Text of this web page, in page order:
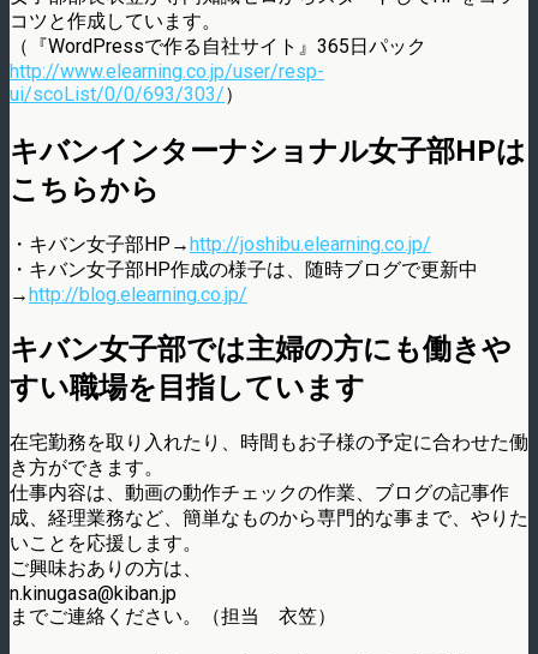
コツと作成しています。
（『WordPressで作る自社サイト』365日パック
http://www.elearning.co.jp/user/resp-
ui/scoList/0/0/693/303/）
キバンインターナショナル女子部HPは
こちらから
・キバン女子部HP→http://joshibu.elearning.co.jp/
・キバン女子部HP作成の様子は、随時ブログで更新中
→http://blog.elearning.co.jp/
キバン女子部では主婦の方にも働きや
すい職場を目指しています
在宅勤務を取り入れたり、時間もお子様の予定に合わせた働
き方ができます。
仕事内容は、動画の動作チェックの作業、ブログの記事作
成、経理業務など、簡単なものから専門的な事まで、やりた
いことを応援します。
ご興味おありの方は、
n.kinugasa@kiban.jp
までご連絡ください。（担当 衣笠）